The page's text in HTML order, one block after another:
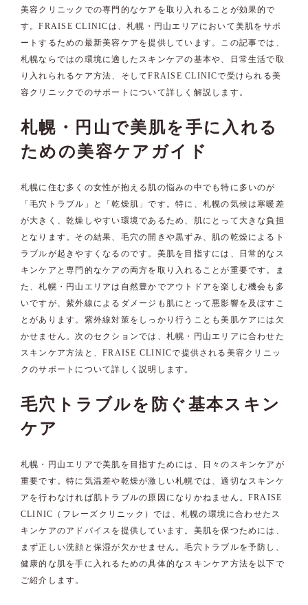
美容クリニックでの専門的なケアを取り入れることが効果的で
す。FRAISE CLINICは、札幌・円山エリアにおいて美肌をサポ
ートするための最新美容ケアを提供しています。この記事では、
札幌ならではの環境に適したスキンケアの基本や、日常生活で取
り入れられるケア方法、そしてFRAISE CLINICで受けられる美
容クリニックでのサポートについて詳しく解説します。
札幌・円山で美肌を手に入れる
ための美容ケアガイド
札幌に住む多くの女性が抱える肌の悩みの中でも特に多いのが
「毛穴トラブル」と「乾燥肌」です。特に、札幌の気候は寒暖差
が大きく、乾燥しやすい環境であるため、肌にとって大きな負担
となります。その結果、毛穴の開きや黒ずみ、肌の乾燥によるト
ラブルが起きやすくなるのです。美肌を目指すには、日常的なス
キンケアと専門的なケアの両方を取り入れることが重要です。ま
た、札幌・円山エリアは自然豊かでアウトドアを楽しむ機会も多
いですが、紫外線によるダメージも肌にとって悪影響を及ぼすこ
とがあります。紫外線対策をしっかり行うことも美肌ケアには欠
かせません。次のセクションでは、札幌・円山エリアに合わせた
スキンケア方法と、FRAISE CLINICで提供される美容クリニッ
クのサポートについて詳しく説明します。
毛穴トラブルを防ぐ基本スキン
ケア
札幌・円山エリアで美肌を目指すためには、日々のスキンケアが
重要です。特に気温差や乾燥が激しい札幌では、適切なスキンケ
アを行わなければ肌トラブルの原因になりかねません。FRAISE
CLINIC（フレーズクリニック）では、札幌の環境に合わせたス
キンケアのアドバイスを提供しています。美肌を保つためには、
まず正しい洗顔と保湿が欠かせません。毛穴トラブルを予防し、
健康的な肌を手に入れるための具体的なスキンケア方法を以下で
ご紹介します。